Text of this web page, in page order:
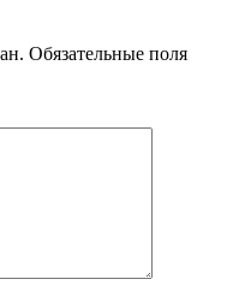
Обязательные поля